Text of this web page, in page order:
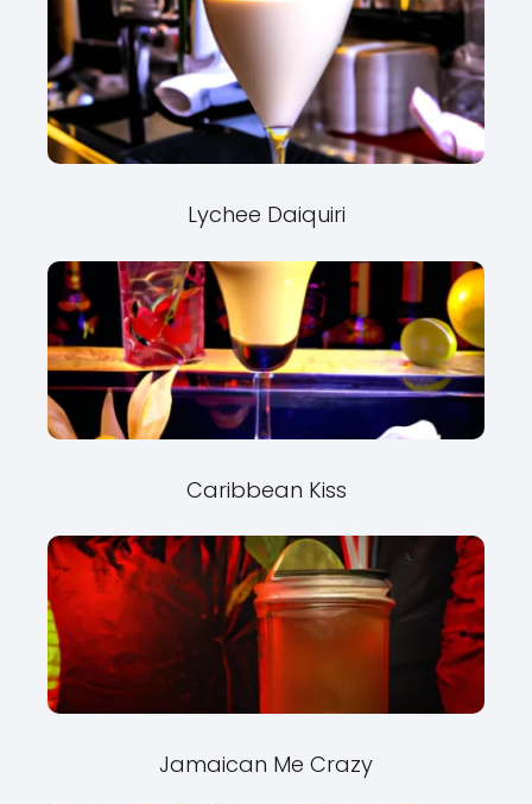
Lychee Daiquiri
Caribbean Kiss
Jamaican Me Crazy